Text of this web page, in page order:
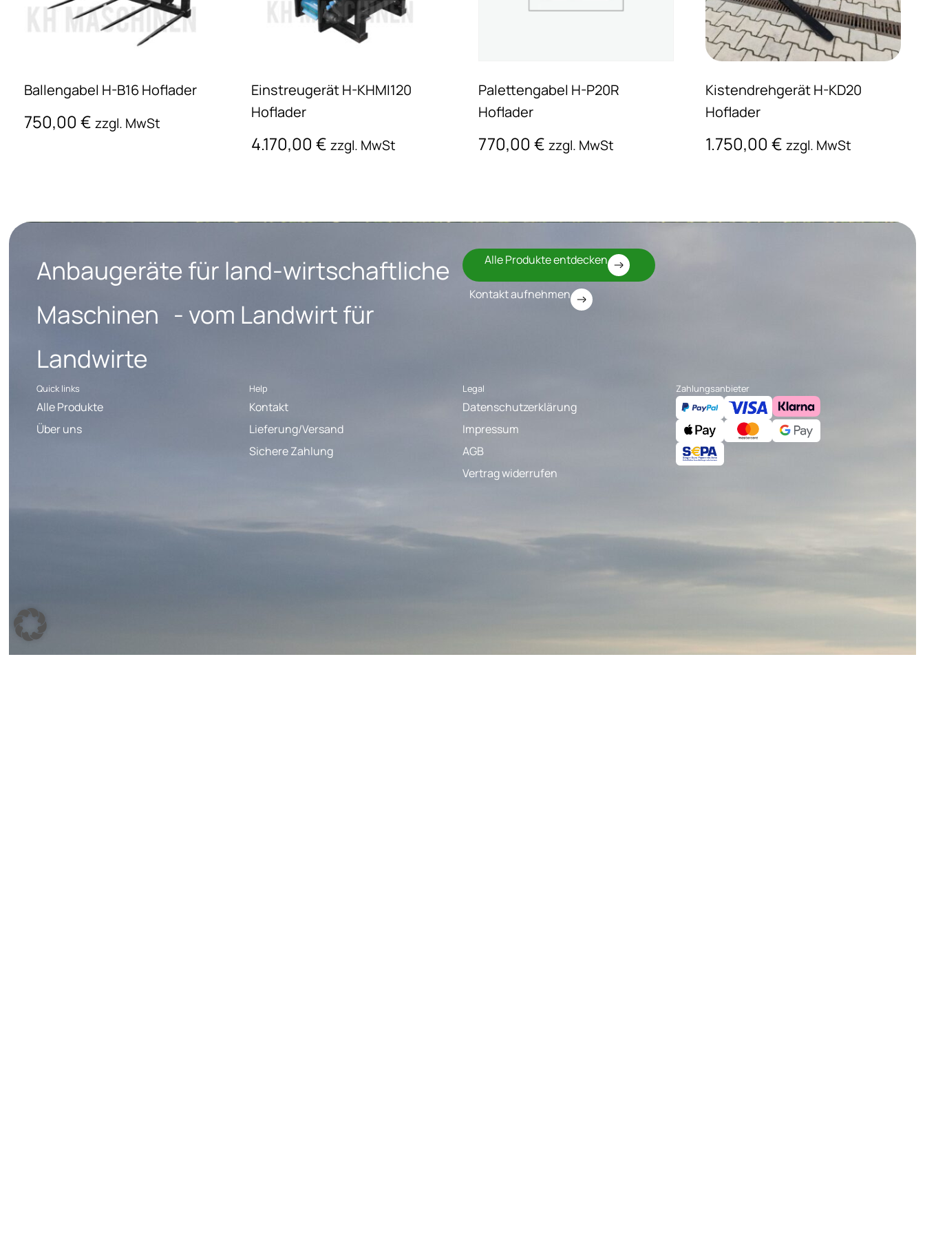
Ballengabel H-B16 Hoflader
750,00 € zzgl. MwSt
Einstreugerät H-KHMI120
Hoflader
4.170,00 € zzgl. MwSt
Palettengabel H-P20R
Hoflader
770,00 € zzgl. MwSt
Kistendrehgerät H-KD20
Hoflader
1.750,00 € zzgl. MwSt
Anbaugeräte für land-wirtschaftliche
Maschinen - vom Landwirt für
Landwirte
Alle Produkte entdecken
Kontakt aufnehmen
Quick links
Alle Produkte
Über uns
Help
Kontakt
Lieferung/Versand
Sichere Zahlung
Legal
Datenschutzerklärung
Impressum
AGB
Vertrag widerrufen
Zahlungsanbieter